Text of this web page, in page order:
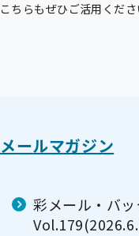
こちらもぜひご活用くださ
メールマガジン
彩メール・バ